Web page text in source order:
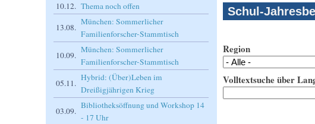
Schul-
Region
Volltextsuche über
10.12. Thema noch offen
13.08.
München: Sommerlicher
Familienforscher-Stammtisch
10.09.
München: Sommerlicher
Familienforscher-Stammtisch
05.11.
Hybrid: (Über)Leben im
Dreißigjährigen Krieg
03.09.
Bibliotheksöffnung und Workshop 14
- 17 Uhr